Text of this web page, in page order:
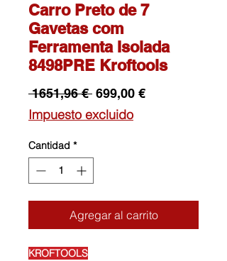
Carro Preto de 7
Gavetas com
Ferramenta Isolada
8498PRE Kroftools
1651,96 € Precio
699,00 €Precio
Impuesto excluido
Cantidad *
Agregar al carrito
KROFTOOLS